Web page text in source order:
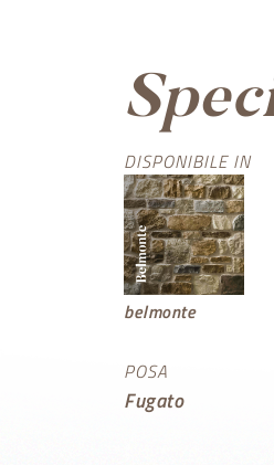
DISPONIBILE IN
belmonte
POSA
Fugato